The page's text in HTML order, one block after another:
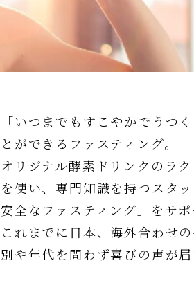
「いつまでもすこやかでうつ
とができるファスティング。
オリジナル酵素ドリンクのラ
を使い、専門知識を持つスタ
安全なファスティング」をサポ
これまでに日本、海外合わせ
別や年代を問わず喜びの声が届